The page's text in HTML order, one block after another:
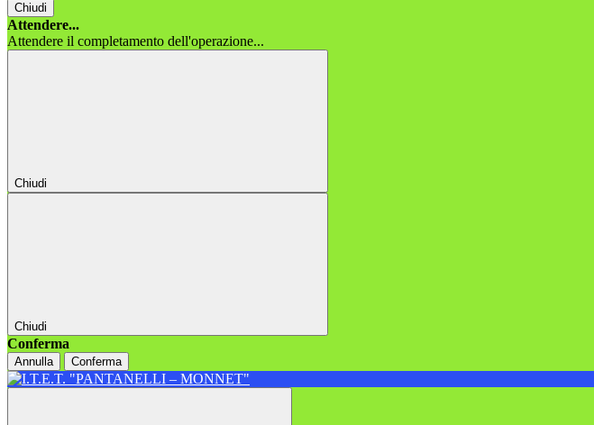
Chiudi
Attendere...
Attendere il completamento dell'operazione...
Chiudi
Chiudi
Conferma
Annulla Conferma